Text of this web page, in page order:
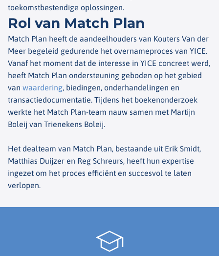
toekomstbestendige oplossingen.
Rol van Match Plan
Match Plan heeft de aandeelhouders van Kouters Van der
Meer begeleid gedurende het overnameproces van YICE.
Vanaf het moment dat de interesse in YICE concreet werd,
heeft Match Plan ondersteuning geboden op het gebied
van waardering, biedingen, onderhandelingen en
transactiedocumentatie. Tijdens het boekenonderzoek
werkte het Match Plan-team nauw samen met Martijn
Boleij van Trienekens Boleij.
Het dealteam van Match Plan, bestaande uit Erik Smidt,
Matthias Duijzer en Reg Schreurs, heeft hun expertise
ingezet om het proces efficiënt en succesvol te laten
verlopen.